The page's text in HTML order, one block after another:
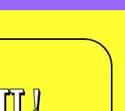
!